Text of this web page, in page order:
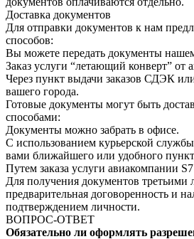
Доставка документов
Для отправки документов к нам
способов:
Вы можете передать документы
Заказ услуги “летающий конверт” от
Через пункт выдачи заказов СДЭК
вашего города.
Готовые документы могут быть
способами:
Документы можно забрать в офисе.
С использованием курьерской
вами ближайшего или удобного
Путем заказа услуги авиакомпании
Для получения документов третьими
предварительная договоренность и
подтверждением личности.
ВОПРОС-ОТВЕТ
Обязательно ли оформлять